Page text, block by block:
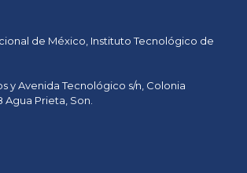
de México, Instituto Tecnológico de
y Avenida Tecnológico s/n, Colonia
Prieta, Son.